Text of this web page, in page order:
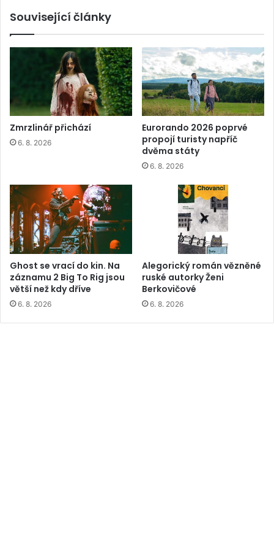
Související články
Zmrzlinář přichází
6. 8. 2026
Eurorando 2026 poprvé
propojí turisty napříč
dvěma státy
6. 8. 2026
Ghost se vrací do kin. Na
záznamu 2 Big To Rig jsou
větší než kdy dříve
6. 8. 2026
Alegorický román vězněné
ruské autorky Ženi
Berkovičové
6. 8. 2026